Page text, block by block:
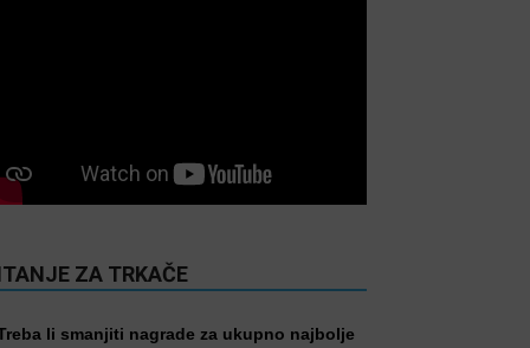
ZA TRKAČE
li smanjiti nagrade za ukupno najbolje